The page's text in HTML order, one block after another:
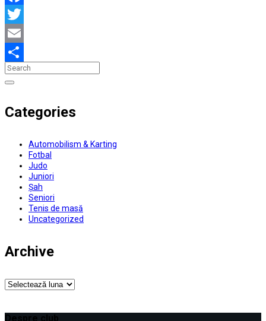
Facebook
Twitter
Email
Partajează
Categories
Automobilism & Karting
Fotbal
Judo
Juniori
Șah
Seniori
Tenis de masă
Uncategorized
Archive
Archive
Despre club